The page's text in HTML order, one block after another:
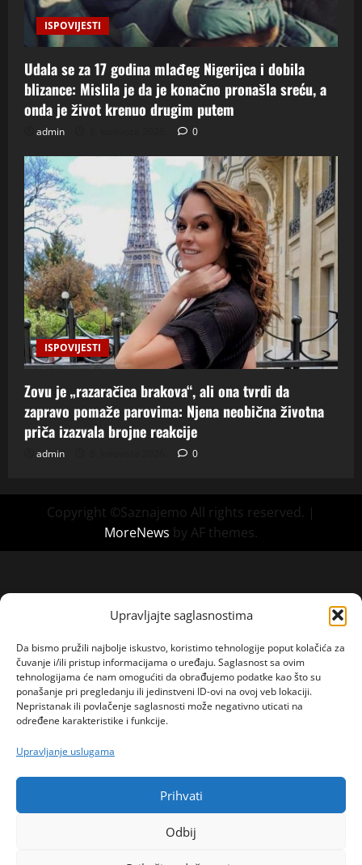
Upravljajte saglasnostima
Da bismo pružili najbolje iskustvo, koristimo tehnologije poput kolačića za
čuvanje i/ili pristup informacijama o uređaju. Saglasnost sa ovim
tehnologijama će nam omogućiti da obrađujemo podatke kao što su
ponašanje pri pregledanju ili jedinstveni ID-ovi na ovoj veb lokaciji.
Nepristanak ili povlačenje saglasnosti može negativno uticati na
određene karakteristike i funkcije.
Upravljanje uslugama
Prihvati
Odbij
ISPOVIJESTI
Udala se za 17 godina mlađeg Nigerijca i dobila
blizance: Mislila je da je konačno pronašla sreću, a
onda je život krenuo drugim putem
admin 0
ISPOVIJESTI
Zovu je „razaračica brakova“, ali ona tvrdi da
zapravo pomaže parovima: Njena neobična životna
priča izazvala brojne reakcije
admin 0
Copyright ©Saznajemo All rights reserved. |
MoreNews by AF themes.